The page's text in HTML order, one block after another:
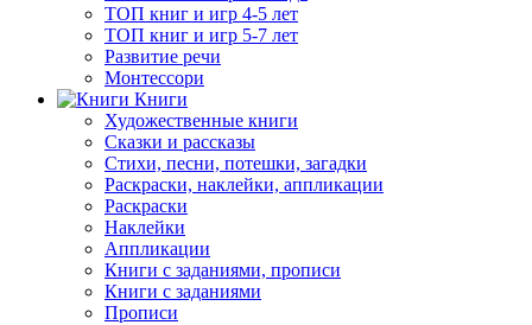
ТОП книг и игр 4-5 лет
ТОП книг и игр 5-7 лет
Развитие речи
Монтессори
Книги
Художественные книги
Сказки и рассказы
Стихи, песни, потешки, загадки
Раскраски, наклейки, аппликации
Раскраски
Наклейки
Аппликации
Книги с заданиями, прописи
Книги с заданиями
Прописи